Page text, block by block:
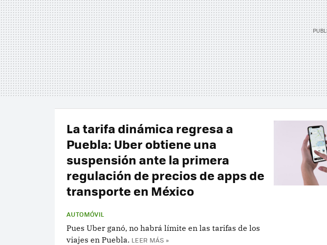
La tarifa dinámica regresa a
Puebla: Uber obtiene una
suspensión ante la primera
regulación de precios de apps de
transporte en México
AUTOMÓVIL
Pues Uber ganó, no habrá límite en las tarifas de los
viajes en Puebla. LEER MÁS »